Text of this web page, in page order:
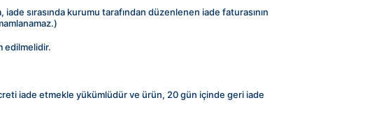
sırasında kurumu tarafından düzenlenen iade faturasının
edilmelidir.
iade etmekle yükümlüdür ve ürün, 20 gün içinde geri iade